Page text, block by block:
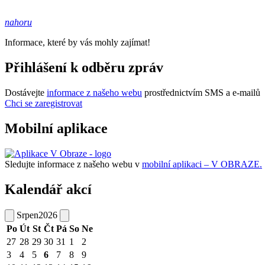
nahoru
Informace, které by vás mohly zajímat!
Přihlášení k odběru zpráv
Dostávejte informace z našeho webu prostřednictvím SMS a e-mailů
Chci se zaregistrovat
Mobilní aplikace
Sledujte informace z našeho webu v mobilní aplikaci – V OBRAZE.
Kalendář akcí
Srpen2026
Po Út St Čt Pá So Ne
27 28 29 30 31 1
2
3
4 5 6 7 8
9